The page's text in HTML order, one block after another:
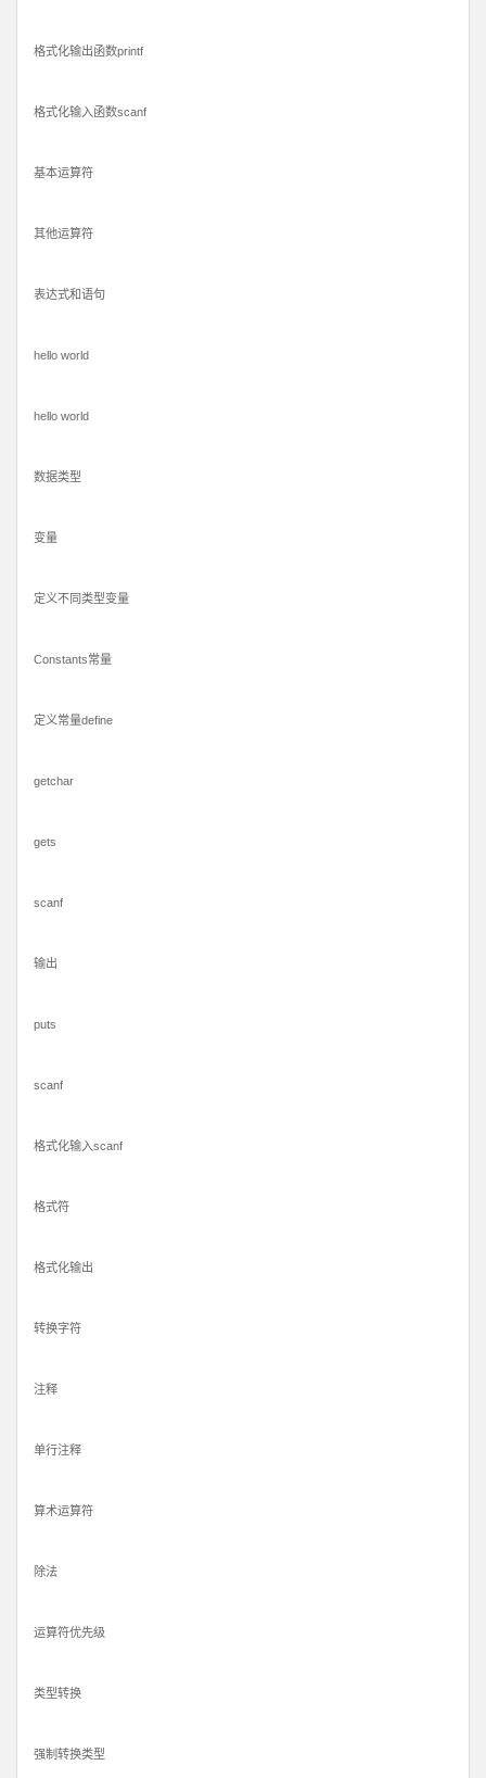
格式化输出函数printf
格式化输入函数scanf
基本运算符
其他运算符
表达式和语句
hello world
hello world
数据类型
变量
定义不同类型变量
Constants常量
定义常量define
getchar
gets
scanf
输出
puts
scanf
格式化输入scanf
格式符
格式化输出
转换字符
注释
单行注释
算术运算符
除法
运算符优先级
类型转换
强制转换类型